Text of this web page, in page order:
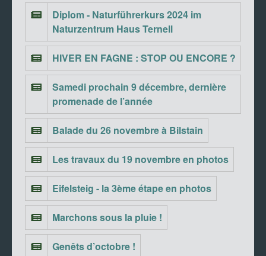
Diplom - Naturführerkurs 2024 im
Naturzentrum Haus Ternell
HIVER EN FAGNE : STOP OU ENCORE ?
Samedi prochain 9 décembre, dernière
promenade de l’année
Balade du 26 novembre à Bilstain
Les travaux du 19 novembre en photos
Eifelsteig - la 3ème étape en photos
Marchons sous la pluie !
Genêts d’octobre !